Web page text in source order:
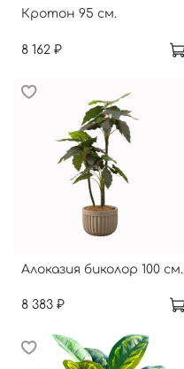
Кротон 95 см.
8 162 ₽
Алоказия биколор 100 см.
8 383 ₽